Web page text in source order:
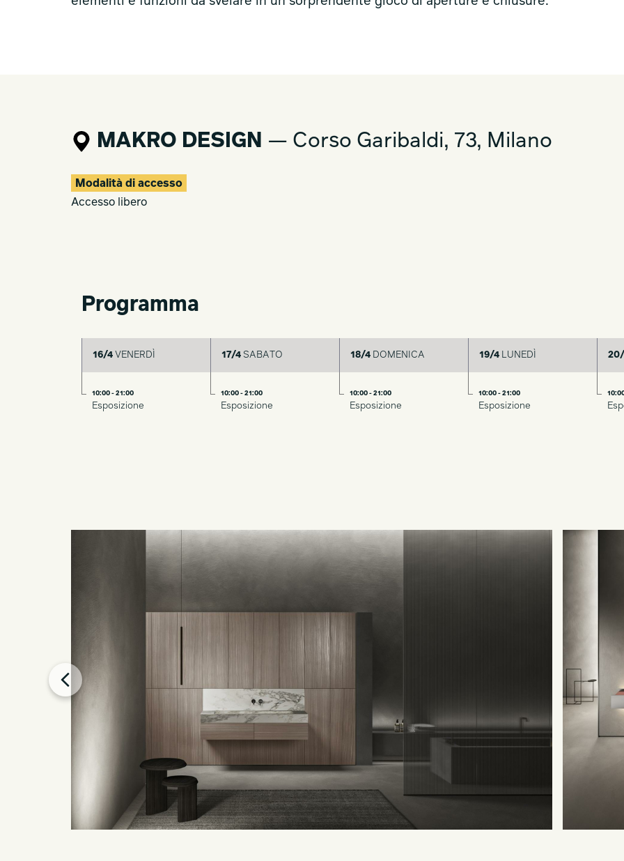
MAKRO DESIGN — Corso Garibaldi, 73, Milano
Modalità di accesso
Accesso libero
Programma
16/4 VENERDÌ
10:00 - 21:00
Esposizione
17/4SABATO
10:00 - 21:00
Esposizione
18/4DOMENICA
10:00 - 21:00
Esposizione
19/4LUNEDÌ
10:00 - 21:00
Esposizione